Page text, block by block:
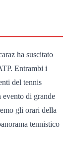
ha suscitato
Entrambi i
del tennis
evento di grande
gli orari della
tennistico